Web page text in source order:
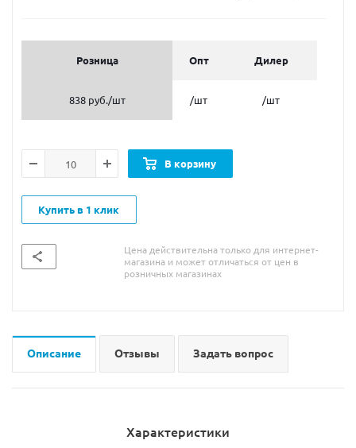
Розница Опт Дилер
838 руб./шт /шт /шт
В корзину
Купить в 1 клик
Цена действительна только для интернет-
магазина и может отличаться от цен в
розничных магазинах
Описание Отзывы Задать вопрос
Характеристики